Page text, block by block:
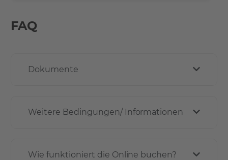
FAQ
Dokumente
Weitere Bedingungen/ Informationen
Wie funktioniert die Online buchen?